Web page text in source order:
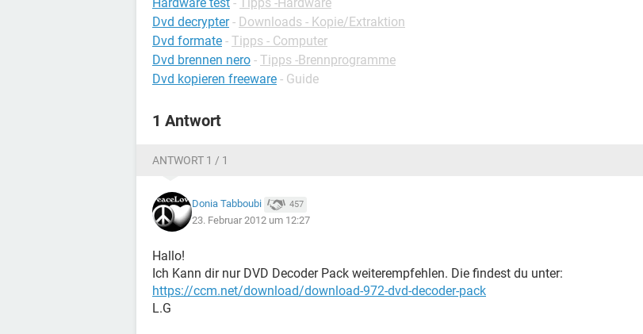
Dvd decrypter - Downloads - Kopie/Extraktion
Dvd formate - Tipps - Computer
Dvd brennen nero - Tipps -Brennprogramme
Dvd kopieren freeware - Guide
1 Antwort
ANTWORT 1 / 1
Donia Tabboubi 457
23. Februar 2012 um 12:27
Hallo!
Ich Kann dir nur DVD Decoder Pack weiterempfehlen. Die findest du unter:
https://ccm.net/download/download-972-dvd-decoder-pack
L.G